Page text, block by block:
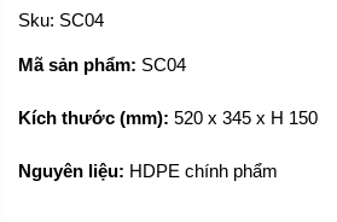
Sku: SC04
Mã sản phẩm: SC04
Kích thước (mm): 520 x 345 x H 150
Nguyên liệu: HDPE chính phẩm